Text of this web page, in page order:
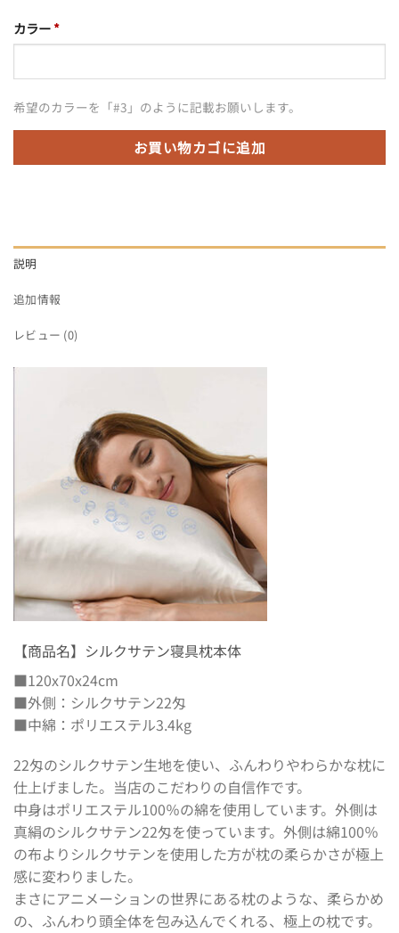
カラー*
希望のカラーを「#3」のように記載お願いします。
お買い物カゴに追加
説明
追加情報
レビュー (0)
【商品名】シルクサテン寝具枕本体
■120x70x24cm
■外側：シルクサテン22匁
■中綿：ポリエステル3.4kg
22匁のシルクサテン生地を使い、ふんわりやわらかな枕に
仕上げました。当店のこだわりの自信作です。
中身はポリエステル100％の綿を使用しています。外側は
真絹のシルクサテン22匁を使っています。外側は綿100％
の布よりシルクサテンを使用した方が枕の柔らかさが極上
感に変わりました。
まさにアニメーションの世界にある枕のような、柔らかめ
の、ふんわり頭全体を包み込んでくれる、極上の枕です。